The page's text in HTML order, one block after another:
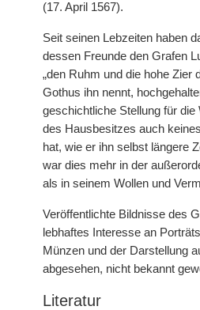
(17. April 1567).
Seit seinen Lebzeiten haben
dessen Freunde den Grafen
„den Ruhm und die hohe Zier
Gothus ihn nennt,
geschichtliche Stellung für die
des Hausbesitzes auch
hat, wie er ihn selbst längere
war dies mehr in der
als in seinem Wollen und
Veröffentlichte Bildnisse des
lebhaftes Interesse an
Münzen und der Darstellung
abgesehen, nicht bekannt
Literatur